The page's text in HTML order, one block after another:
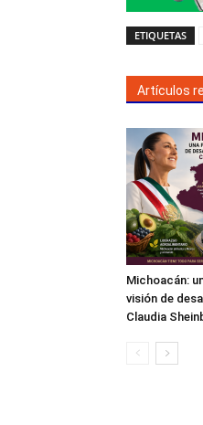
ETIQUETAS
Artículos
Michoacán:
visión de
Claudia